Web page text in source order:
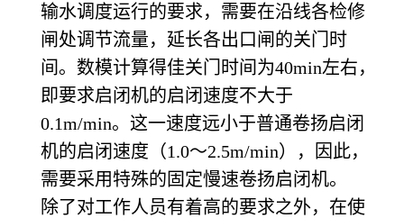
输水调度运行的要求，需要在沿线各检修
闸处调节流量，延长各出口闸的关门时
间。数模计算得佳关门时间为40min左右，
即要求启闭机的启闭速度不大于
0.1m/min。这一速度远小于普通卷扬启闭
机的启闭速度（1.0～2.5m/min），因此，
需要采用特殊的固定慢速卷扬启闭机。
除了对工作人员有着高的要求之外，在使